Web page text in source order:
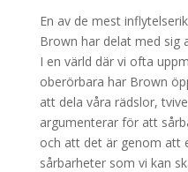
En av de mest
Brown har delat med sig
I en värld där vi ofta
oberörbara har Brown
att dela våra rädslor,
argumenterar för att
och att det är genom att
sårbarheter som vi kan